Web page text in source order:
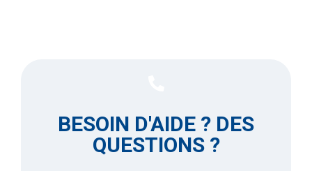
BESOIN D'AIDE ? DES
QUESTIONS ?